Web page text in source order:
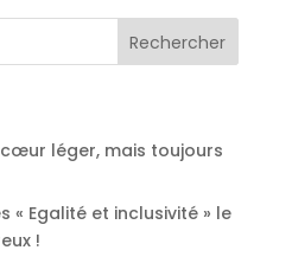
léger, mais toujours
« Egalité et inclusivité » le
!